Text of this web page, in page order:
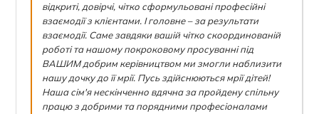
відкриті, довірчі, чітко сформульовані професійні
взаємодії з клієнтами. І головне – за результати
взаємодії. Саме завдяки вашій чітко скоординованій
роботі та нашому покроковому просуванні під
ВАШИМ добрим керівництвом ми змогли наблизити
нашу дочку до її мрії. Пусь здійснюються мрії дітей!
Наша сім'я нескінченно вдячна за пройдену спільну
працю з добрими та порядними професіоналами